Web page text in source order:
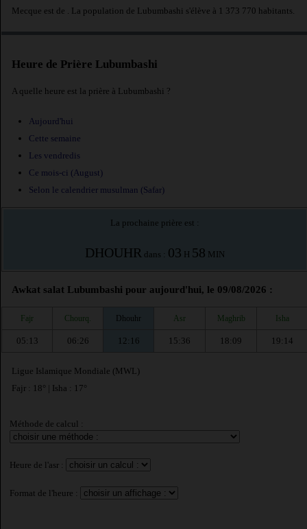
Mecque est de . La population de Lubumbashi s'élève à 1 373 770 habitants.
Heure de Prière Lubumbashi
A quelle heure est la prière à Lubumbashi ?
Aujourd'hui
Cette semaine
Les vendredis
Ce mois-ci (August)
Selon le calendrier musulman (Safar)
La prochaine prière est :
DHOUHR dans : 03 H 58 MIN
Awkat salat Lubumbashi pour aujourd'hui, le 09/08/2026 :
Fajr Chourq. Dhouhr Asr Maghrib Isha
05:13 06:26 12:16 15:36 18:09 19:14
Ligue Islamique Mondiale (MWL)
Fajr : 18° | Isha : 17°
Méthode de calcul :
Heure de l'asr :
Format de l'heure :